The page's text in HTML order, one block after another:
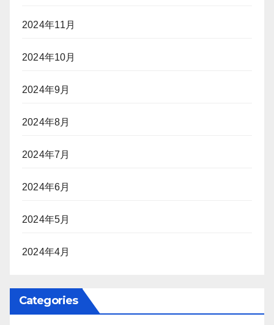
2024年11月
2024年10月
2024年9月
2024年8月
2024年7月
2024年6月
2024年5月
2024年4月
Categories